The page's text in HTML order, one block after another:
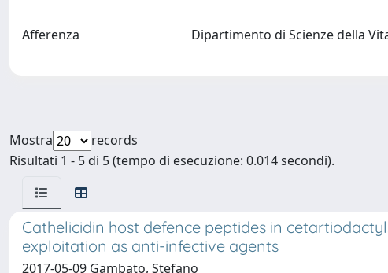
Afferenza Dipartimento di Scienze della
Mostra
records
Risultati 1 - 5 di 5 (tempo di esecuzione: 0.014 secondi).
Cathelicidin host defence peptides in
exploitation as anti-infective agents
2017-05-09 Gambato, Stefano